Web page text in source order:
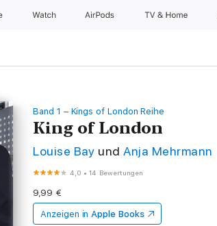
Watch AirPods TV & Home
Band 1 – Kings of London Reihe
King of London
Louise Bay und Anja Mehrmann
4,0 •14 Bewertungen
9,99 €
Anzeigen in Apple Books